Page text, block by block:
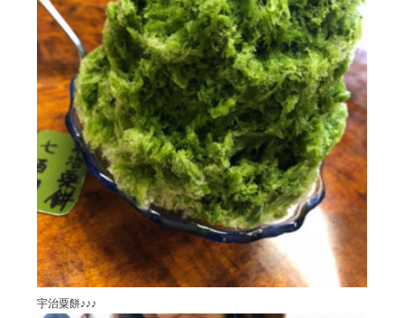
宇治粟餅♪♪♪